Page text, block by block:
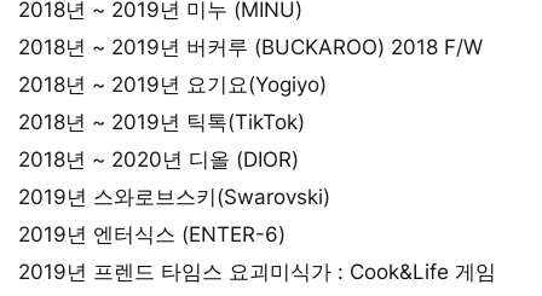
2018년 ~ 2019년 미누 (MINU)
2018년 ~ 2019년 버커루 (BUCKAROO) 2018 F/W
2018년 ~ 2019년 요기요(Yogiyo)
2018년 ~ 2019년 틱톡(TikTok)
2018년 ~ 2020년 디올 (DIOR)
2019년 스와로브스키(Swarovski)
2019년 엔터식스 (ENTER-6)
2019년 프렌드 타임스 요괴미식가 : Cook&Life 게임